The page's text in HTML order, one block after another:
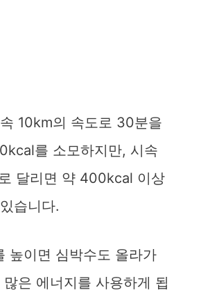
10km의 속도로 30분을
를 소모하지만, 시속
달리면 약 400kcal 이상
습니다.
높이면 심박수도 올라가
은 에너지를 사용하게 됩